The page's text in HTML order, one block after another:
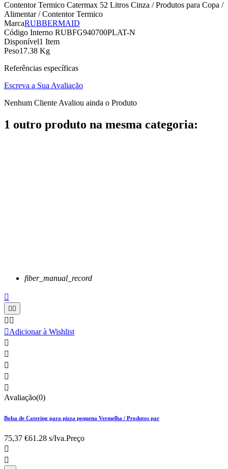
Contentor Termico Catermax 52 Litros Cinza / Produtos para Copa /
Alimentar / Contentor Termico
MarcaRUBBERMAID
Código Interno RUBFG940700PLAT-N
Disponível1 Item
Peso17.38 Kg
Referências específicas
Escreva a Sua Avaliação
Nenhum Cliente Avaliou ainda o Produto
1 outro produto na mesma categoria:
fiber_manual_record

 
 
Adicionar à Wishlist





Avaliação(0)
Bolsa de Catering para pizza pequena Vermelha / Produtos par
75,37 €61.28 s/Iva.Preço

